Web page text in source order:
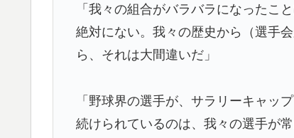
が気づく..【海外の反応】
▶ 【韓国サッカー】性接待で審判買収！W
【海外の反応】52歳イチロー、マ軍主
焦げだらけの業務用鉄板が水と蒸気で
応】
「我々の組合がバラバラになったこ
絶対にない。我々の歴史から（選手
ら、それは大間違いだ」
「野球界の選手が、サラリーキャッ
続けられているのは、我々の選手が